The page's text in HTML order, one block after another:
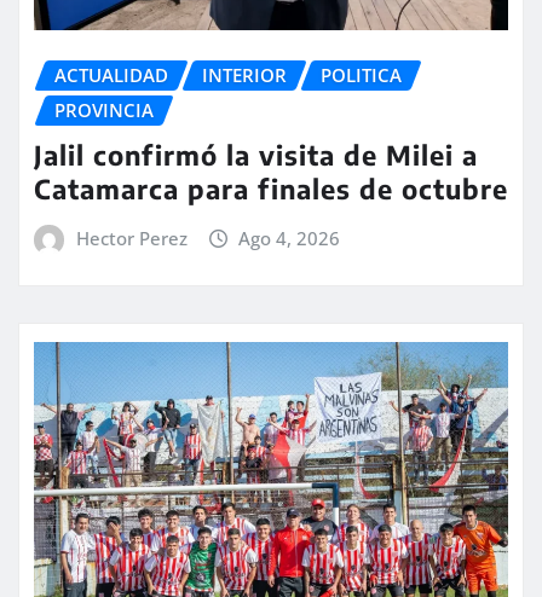
ACTUALIDAD INTERIOR
POLITICA
PROVINCIA
Jalil confirmó la visita de Milei a
Catamarca para finales de octubre
Hector Perez Ago 4, 2026